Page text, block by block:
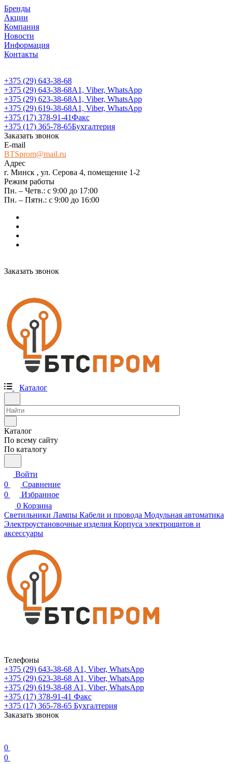
Бренды
Акции
Компания
Новости
Информация
Контакты
+375 (29) 643-38-68
+375 (29) 643-38-68А1, Viber, WhatsApp
+375 (29) 623-38-68А1, Viber, WhatsApp
+375 (29) 619-38-68А1, Viber, WhatsApp
+375 (17) 378-91-41Факс
+375 (17) 365-78-65Бухгалтерия
Заказать звонок
E-mail
BTSprom@mail.ru
Адрес
г. Минск , ул. Серова 4, помещение 1-2
Режим работы
Пн. – Четв.: с 9:00 до 17:00
Пн. – Пятн.: с 9:00 до 16:00
Заказать звонок
Каталог
Каталог
По всему сайту
По каталогу
Войти
0
Сравнение
0
Избранное
0 Корзина
Светильники Лампы Кабели и провода Модульная автоматика
Электроустановочные изделия Корпуса электрощитов и
аксессуары
Телефоны
+375 (29) 643-38-68 А1, Viber, WhatsApp
+375 (29) 623-38-68 А1, Viber, WhatsApp
+375 (29) 619-38-68 А1, Viber, WhatsApp
+375 (17) 378-91-41 Факс
+375 (17) 365-78-65 Бухгалтерия
Заказать звонок
0
0